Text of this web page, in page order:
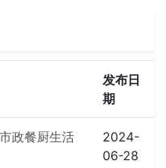
发布日
期
政餐厨生活
2024-
06-28